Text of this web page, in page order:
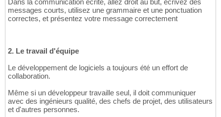
Dans la communication écrite, allez droit au but, écrivez des
messages courts, utilisez une grammaire et une ponctuation
correctes, et présentez votre message correctement
2. Le travail d'équipe
Le développement de logiciels a toujours été un effort de
collaboration.
Même si un développeur travaille seul, il doit communiquer
avec des ingénieurs qualité, des chefs de projet, des utilisateurs
et d'autres personnes.